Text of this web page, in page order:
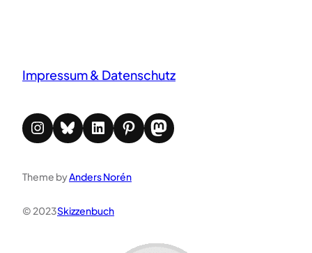
Impressum & Datenschutz
Instagram Bluesky LinkedIn Pinterest Mastodon
Theme byAnders Norén
© 2023Skizzenbuch